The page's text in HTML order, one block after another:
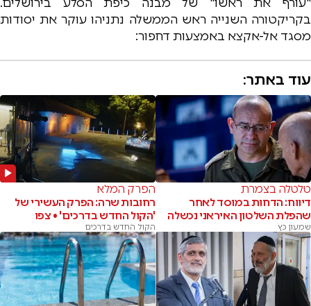
בקריקטורה השנייה ראש הממשלה נתניהו עוקר את יסודות
מסגד אל-אקצא באמצעות דחפור:
עוד באתר:
טלטלה בצמרת
דיווח: הדחות במוסד לאחר
שהפלת השלטון האיראני נכשלה
שמעון כץ
הפרק המלא
רחובות שרה: הפרק העשירי של
'הקול החדש בדרכים' • צפו
הקול החדש בדרכים